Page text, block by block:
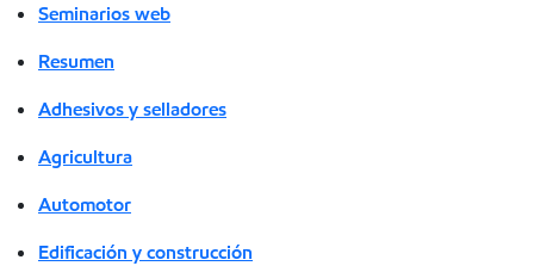
Seminarios web
Resumen
Adhesivos y selladores
Agricultura
Automotor
Edificación y construcción